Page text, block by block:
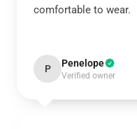
comfortable to wear.
P Penelope
Verified owner